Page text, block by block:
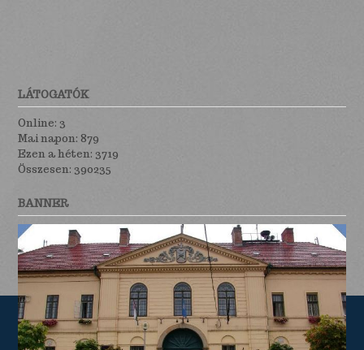
LÁTOGATÓK
Online: 3
Mai napon: 879
Ezen a héten: 3719
Összesen: 390235
BANNER